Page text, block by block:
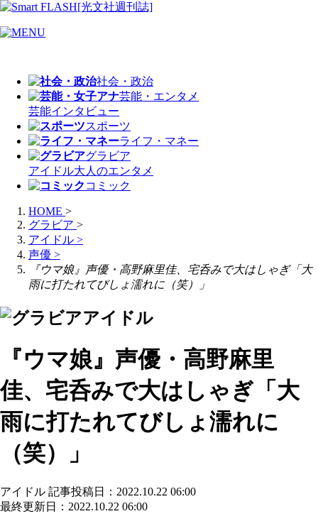
社会・政治
芸能・エンタメ
芸能インタビュー
スポーツ
ライフ・マネー
グラビア
アイドル大人のエンタメ
コミック
HOME >
グラビア >
アイドル >
声優 >
『ウマ娘』声優・高野麻里佳、宅呑みで大はしゃぎ「大
雨に打たれてびしょ濡れに（笑）」
アイドル
『ウマ娘』声優・高野麻里
佳、宅呑みで大はしゃぎ「大
雨に打たれてびしょ濡れに
（笑）」
アイドル 記事投稿日：2022.10.22 06:00
最終更新日：2022.10.22 06:00